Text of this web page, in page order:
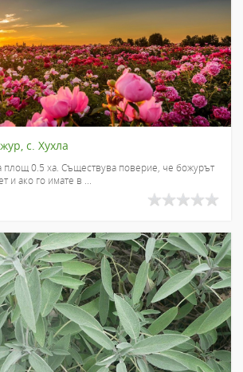
с. Хухла
0.5 ха. Съществува поверие, че божурът
и ако го имате в ...